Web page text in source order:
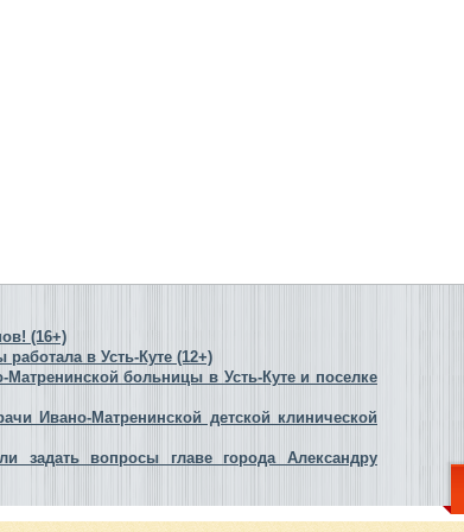
(16+)
в Усть-Куте (12+)
больницы в Усть-Куте и поселке
Ивано-Матренинской детской клинической
задать вопросы главе города Александру